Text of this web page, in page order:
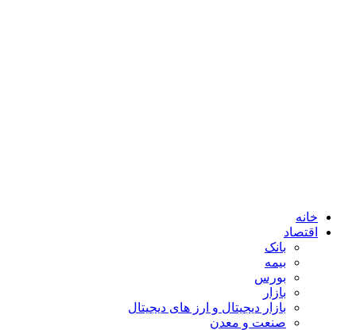
خانه
اقتصاد
بانک
بیمه
بورس
بازار
بازار دیجیتال و ارز های دیجیتال
صنعت و معدن